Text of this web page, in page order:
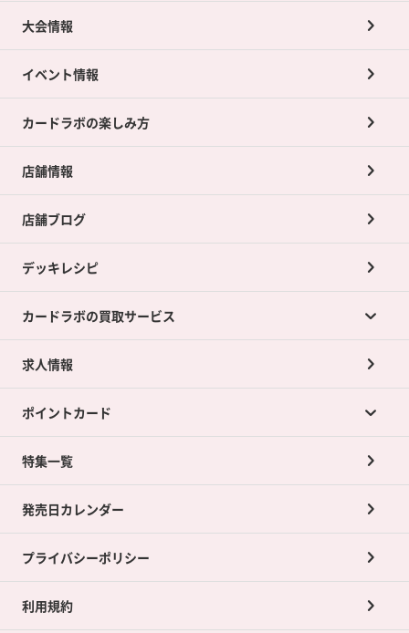
大会情報
イベント情報
カードラボの楽しみ方
店舗情報
店舗ブログ
デッキレシピ
カードラボの買取サービス
カードラボの買取サービスTOP
店舗買取について
ネット買取について
買取承諾書について
求人情報
ポイントカード
ポイントカードTOP
ポイント交換景品
特集一覧
発売日カレンダー
プライバシーポリシー
利用規約